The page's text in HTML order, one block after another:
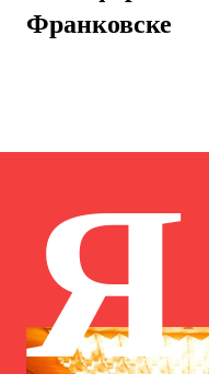
Франковске
Я